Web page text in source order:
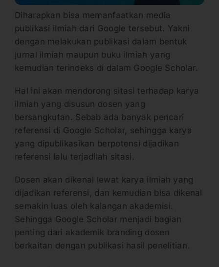
Diharapkan bisa memanfaatkan media
publikasi ilmiah dari Google tersebut. Yakni
dengan melakukan publikasi dalam bentuk
jurnal ilmiah maupun buku ilmiah yang
kemudian terindeks di dalam Google Scholar.
Hal ini akan mendorong sitasi terhadap karya
ilmiah yang disusun dosen yang
bersangkutan. Sebab ada banyak pencari
referensi di Google Scholar, sehingga karya
yang dipublikasikan berpotensi dijadikan
referensi lalu terjadilah sitasi.
Dosen akan dikenal lewat karya ilmiah yang
dijadikan referensi, dan kemudian bisa dikenal
semakin luas oleh kalangan akademisi.
Sehingga Google Scholar menjadi bagian
penting dari akademik branding dosen
berkaitan dengan publikasi hasil penelitian.